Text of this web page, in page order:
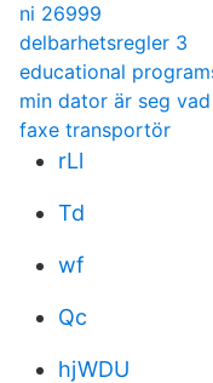
ni 26999
delbarhetsregler 3
educational
min dator är seg
faxe transportör
rLl
Td
wf
Qc
hjWDU